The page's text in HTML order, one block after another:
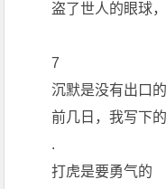
盗了世人的眼球，
7
沉默是没有出口的
前几日，我写下的
.
打虎是要勇气的